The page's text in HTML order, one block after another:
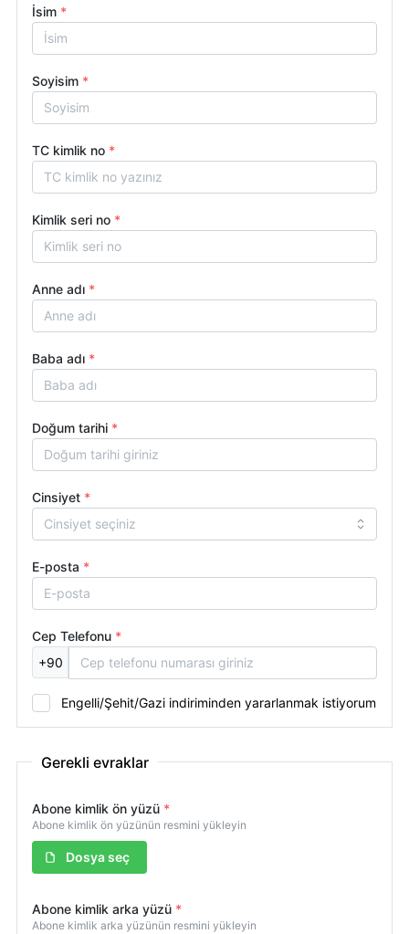
İsim *
Soyisim *
TC kimlik no *
Kimlik seri no *
Anne adı *
Baba adı *
Doğum tarihi *
Cinsiyet *
E-posta *
Cep Telefonu *
+90
Engelli/Şehit/Gazi indiriminden yararlanmak istiyorum
Gerekli evraklar
Abone kimlik ön yüzü *
Abone kimlik ön yüzünün resmini yükleyin
Dosya seç
Abone kimlik arka yüzü *
Abone kimlik arka yüzünün resmini yükleyin